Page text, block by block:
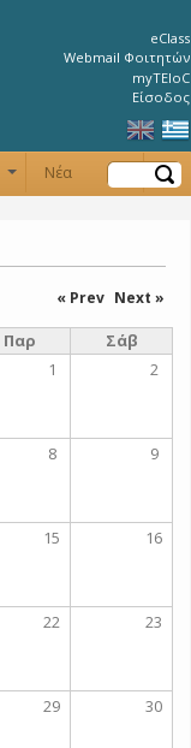
eClass
Webmail Φοιτητών
myTEIoC
Είσοδος
+
Νέα Αναζήτηση
« Prev Next »
Παρ
Σάβ
1 2
8 9
15 16
22 23
29 30